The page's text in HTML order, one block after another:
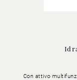
Con attivo